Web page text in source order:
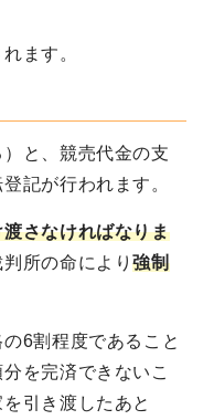
ます。
と、競売代金の支
記が行われます。
さなければなりま
所の命により強制
6割程度であること
を完済できないこ
引き渡したあと